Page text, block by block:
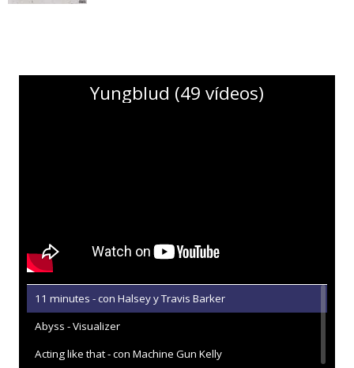
Yungblud (49 vídeos)
11 minutes - con Halsey y Travis Barker
Abyss - Visualizer
Acting like that - con Machine Gun Kelly